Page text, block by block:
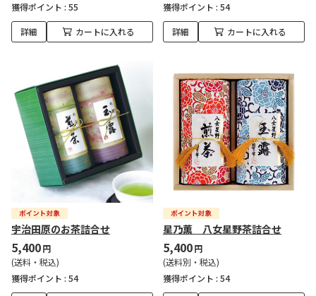
獲得ポイント : 55
詳細 カートに入れる
獲得ポイント : 54
詳細 カートに入れる
宇治田原のお茶詰合せ
5,400円
(送料・税込)
獲得ポイント : 54
星乃薫 八女星野茶詰合せ
5,400円
(送料別・税込)
獲得ポイント : 54